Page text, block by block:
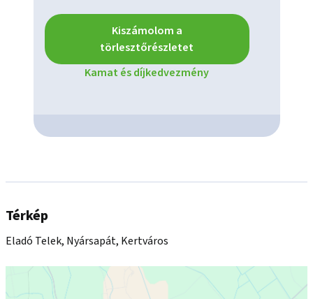
Kiszámolom a
törlesztőrészletet
Kamat és díjkedvezmény
Térkép
Eladó Telek, Nyársapát, Kertváros